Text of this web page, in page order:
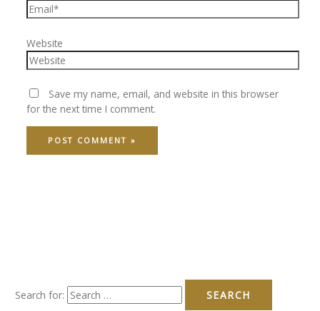
Website
Save my name, email, and website in this browser
for the next time I comment.
Search for: